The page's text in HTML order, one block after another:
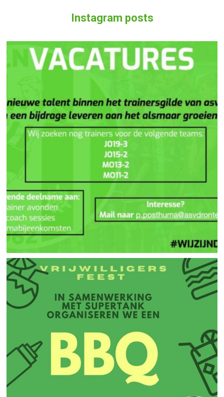
Instagram posts